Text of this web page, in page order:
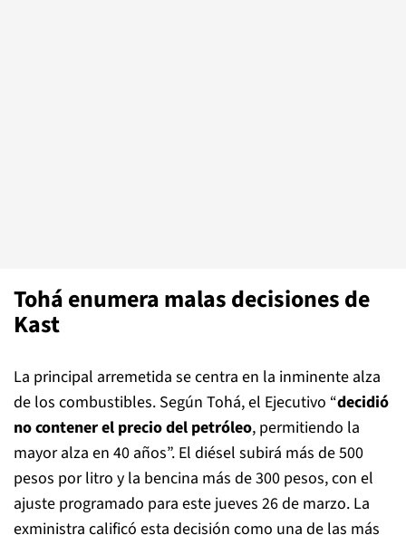
Tohá enumera malas decisiones de
Kast
La principal arremetida se centra en la inminente alza
de los combustibles. Según Tohá, el Ejecutivo “decidió
no contener el precio del petróleo, permitiendo la
mayor alza en 40 años”. El diésel subirá más de 500
pesos por litro y la bencina más de 300 pesos, con el
ajuste programado para este jueves 26 de marzo. La
exministra calificó esta decisión como una de las más